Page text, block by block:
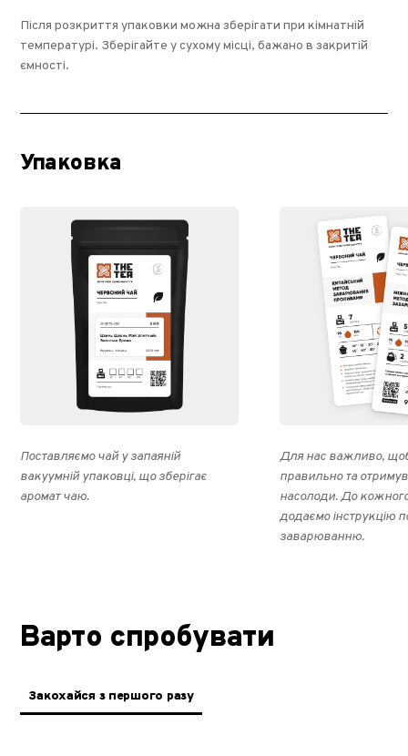
Після розкриття упаковки можна зберігати при кімнатній
температурі. Зберігайте у сухому місці, бажано в закритій
ємності.
Упаковка
Поставляємо чай у запаяній
вакуумній упаковці, що зберігає
аромат чаю.
Для нас важливо,
правильно та
насолоди. До
додаємо інструкцію
заварюванню.
Варто спробувати
Закохайся з першого разу